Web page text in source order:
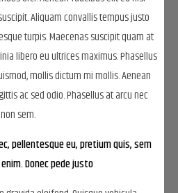
Aliquam convallis tempus justo
turpis. Maecenas suscipit quam at
libero eu ultrices maximus. Phasellus
mollis dictum mi mollis. Aenean
ac sed odio. Phasellus at arcu nec
sem.
pellentesque eu, pretium quis, sem
Donec pede justo